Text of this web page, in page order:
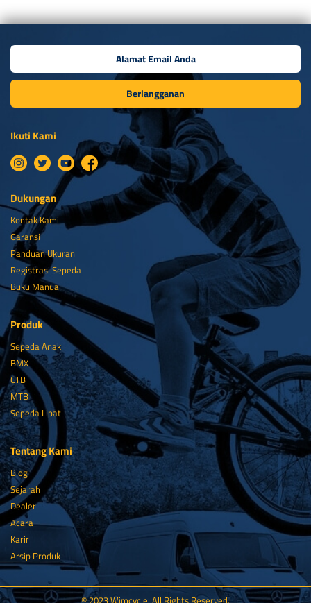
Berlangganan
Ikuti Kami
Dukungan
Kontak Kami
Garansi
Panduan Ukuran
Registrasi Sepeda
Buku Manual
Produk
Sepeda Anak
BMX
CTB
MTB
Sepeda Lipat
Tentang Kami
Blog
Sejarah
Dealer
Acara
Karir
Arsip Produk
© 2023 Wimcycle. All Rights Reserved.